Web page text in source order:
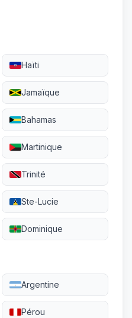
Haïti
Jamaïque
Bahamas
Martinique
Trinité
Ste-Lucie
Dominique
Argentine
Pérou